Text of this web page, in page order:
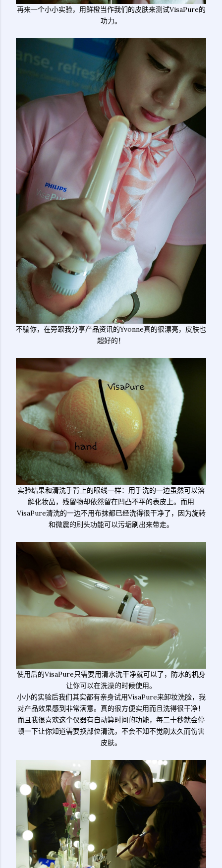
再来一个小小实验，用鲜橙当作我们的皮肤来测试VisaPure的
功力。
不骗你，在旁跟我分享产品资讯的Yvonne真的很漂亮，皮肤也
超好的！
实验结果和清洗手背上的眼线一样：用手洗的一边虽然可以溶
解化妆品，残留物却依然留在凹凸不平的表皮上。而用
VisaPure清洗的一边不用布抹都已经洗得很干净了，因为旋转
和微震的刷头功能可以污垢刷出来带走。
使用后的VisaPure只需要用清水洗干净就可以了，防水的机身
让你可以在洗澡的时候使用。
小小的实验后我们其实都有亲身试用VisaPure来卸妆洗脸，我
对产品效果感到非常满意。真的很方便实用而且洗得很干净！
而且我很喜欢这个仪器有自动算时间的功能，每二十秒就会停
顿一下让你知道需要换部位清洗，不会不知不觉刷太久而伤害
皮肤。